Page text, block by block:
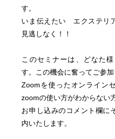
す。
いま伝えたい エクステリ
見逃しなく！！
このセミナーは、どなた
す。この機会に奮ってご参加
Zoomを使ったオンライン
zoomの使い方がわからない
お申し込みのコメント欄に
内いたします。